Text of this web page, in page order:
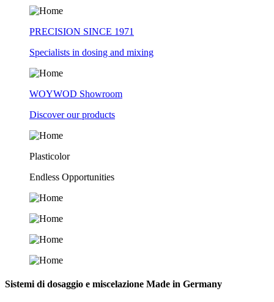
PRECISION SINCE 1971
Specialists in dosing and mixing
WOYWOD Showroom
Discover our products
Plasticolor
Endless Opportunities
Sistemi di dosaggio e miscelazione Made in Germany